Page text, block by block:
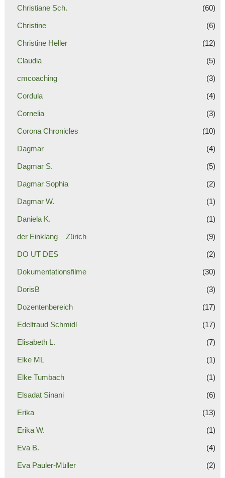
Christiane Sch. (60)
Christine (6)
Christine Heller (12)
Claudia (5)
cmcoaching (3)
Cordula (4)
Cornelia (3)
Corona Chronicles (10)
Dagmar (4)
Dagmar S. (5)
Dagmar Sophia (2)
Dagmar W. (1)
Daniela K. (1)
der Einklang – Zürich (9)
DO UT DES (2)
Dokumentationsfilme (30)
DorisB (3)
Dozentenbereich (17)
Edeltraud Schmidl (17)
Elisabeth L. (7)
Elke ML (1)
Elke Tumbach (1)
Elsadat Sinani (6)
Erika (13)
Erika W. (1)
Eva B. (4)
Eva Pauler-Müller (2)